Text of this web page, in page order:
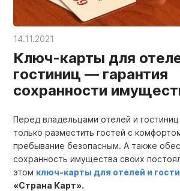
14.11.2021
Ключ-карты для
гостиниц — гарантия
сохранности
Перед владельцами отелей и гостиниц
только разместить гостей с
пребывание безопасным. А также
сохранность имущества своих
этом ключ-карты для отелей и
«Страна Карт».